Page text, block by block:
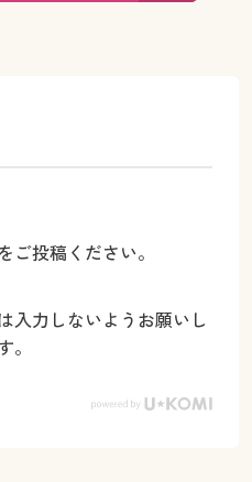
ご投稿ください。
入力しないようお願いし
。